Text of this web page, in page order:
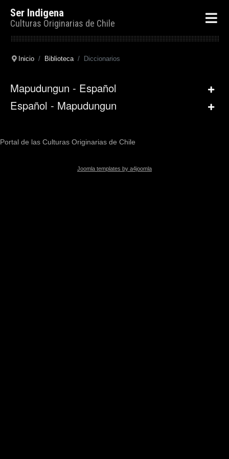
Ser Indigena
Culturas Originarias de Chile
Inicio Biblioteca Diccionarios
Mapudungun - Español
Español - Mapudungun
Portal de las Culturas Originarias de Chile
Joomla templates by a4joomla